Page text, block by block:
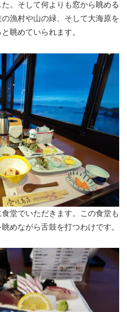
。そして何よりも窓から眺める
漁村や山の緑、そして大海原を
眺めていられます。
堂でいただきます。この食堂も
めながら舌鼓を打つわけです。